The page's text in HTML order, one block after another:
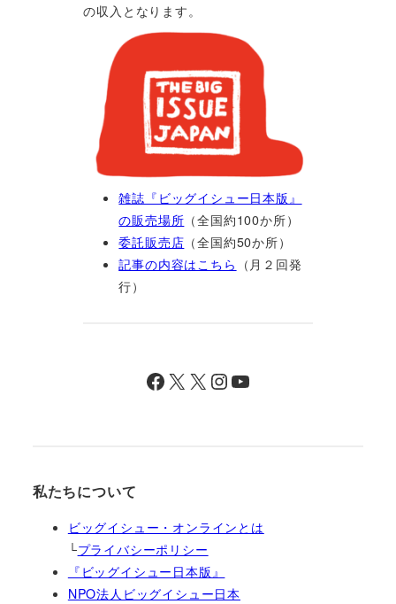
の収入となります。
雑誌『ビッグイシュー日本版』
の販売場所 （全国約100か所）
委託販売店 （全国約50か所）
記事の内容はこちら （月２回発
行）
Facebook X X InstagramYouTube
私たちについて
ビッグイシュー・オンラインとは
└プライバシーポリシー
『ビッグイシュー日本版』
NPO法人ビッグイシュー日本